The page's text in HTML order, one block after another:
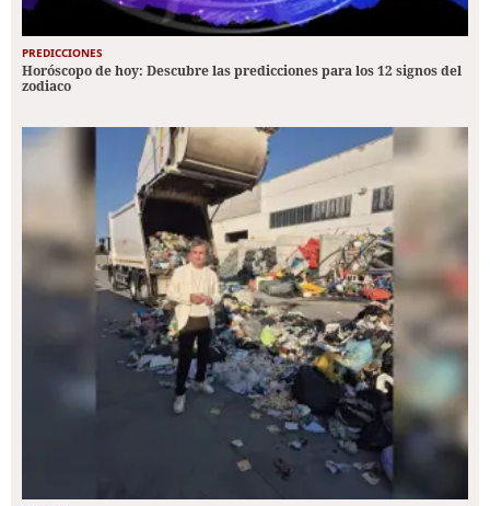
PREDICCIONES
Horóscopo de hoy: Descubre las predicciones para los 12 signos del
zodiaco